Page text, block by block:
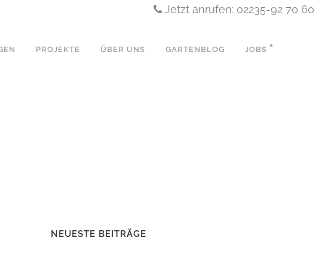
Jetzt anrufen: 02235-92 70 60
KÜCHEN
PROJEKTE ÜBER UNS GARTENBLOG JOBS
NEUESTE BEITRÄGE